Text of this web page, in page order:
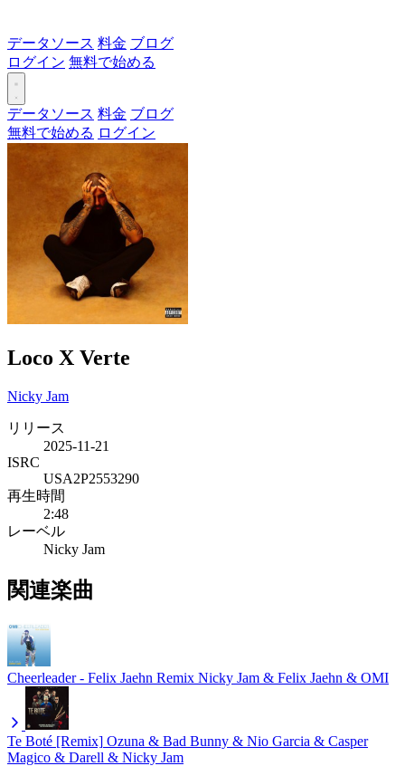
データソース 料金 ブログ
ログイン 無料で始める
データソース 料金 ブログ
無料で始める ログイン
Loco X Verte
Nicky Jam
リリース
2025-11-21
ISRC
USA2P2553290
再生時間
2:48
レーベル
Nicky Jam
関連楽曲
Cheerleader - Felix Jaehn Remix Nicky Jam & Felix Jaehn & OMI
Te Boté [Remix] Ozuna & Bad Bunny & Nio Garcia & Casper
Magico & Darell & Nicky Jam